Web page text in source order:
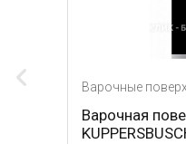
Варочные
Варочная
Варочные
Варочная
T68FS6RX2